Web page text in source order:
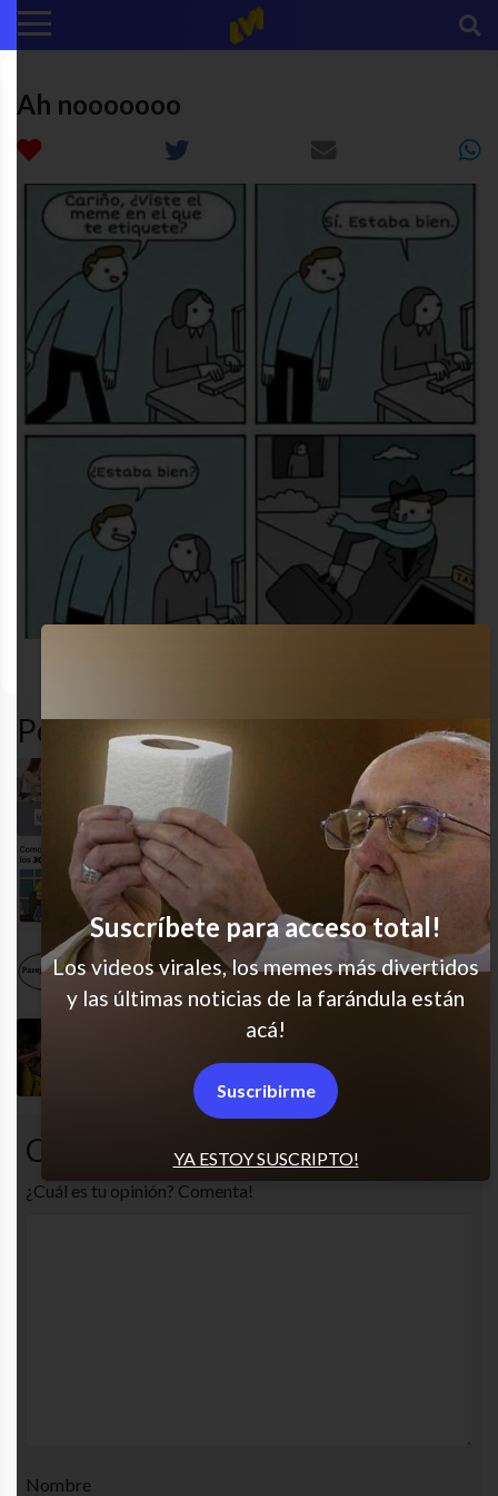
Ah nooooooo
Popular en LVI
No veo fallas en su lógica
Confirmen, treintañeros
El eje de mi vida
Comentarios
¿Cuál es tu opinión? Comenta!
Nombre
YA ESTOY SUSCRIPTO!
Suscríbete para acceso total!
Los videos virales, los memes más divertidos
y las últimas noticias de la farándula están
acá!
Suscribirme